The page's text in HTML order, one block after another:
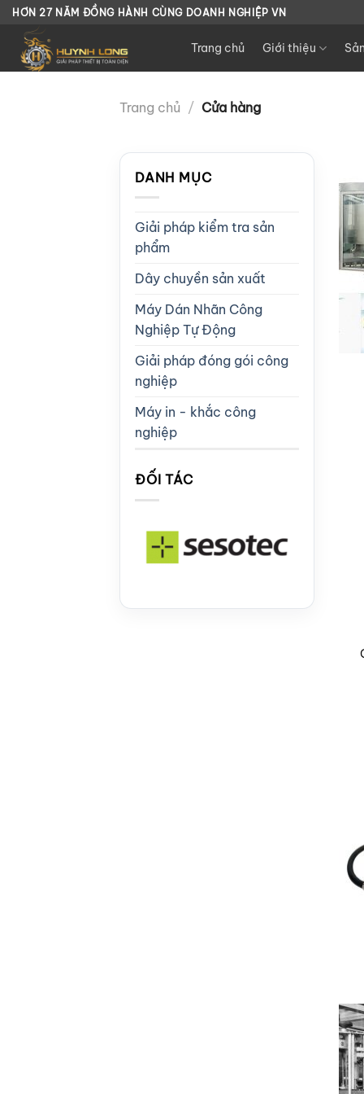
Chuyển
dung
HƠN 27 NĂM ĐỒNG HÀNH CÙNG DOANH NGHIỆP VN
Trang chủ Giới thiệu
Trang chủ / Cửa hàng
DANH MỤC
Giải pháp kiểm tra sản
phẩm
Dây chuyền sản xuất
Máy Dán Nhãn Công
Nghiệp Tự Động
Giải pháp đóng gói công
nghiệp
Máy in - khắc công
nghiệp
ĐỐI TÁC